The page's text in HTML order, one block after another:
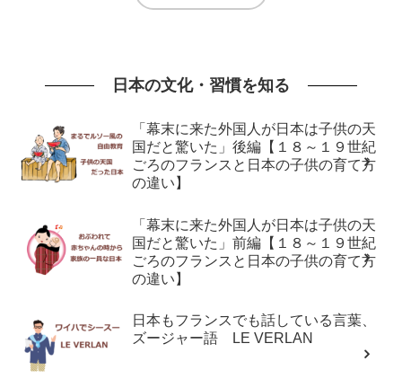
日本の文化・習慣を知る
「幕末に来た外国人が日本は子供の天
国だと驚いた」後編【１８～１９世紀
ごろのフランスと日本の子供の育て方
の違い】
「幕末に来た外国人が日本は子供の天
国だと驚いた」前編【１８～１９世紀
ごろのフランスと日本の子供の育て方
の違い】
日本もフランスでも話している言葉、
ズージャー語 LE VERLAN